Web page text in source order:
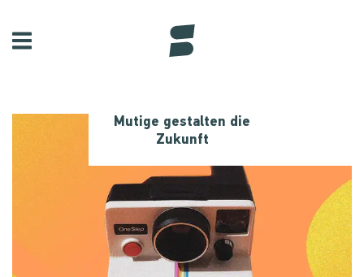
Mutige gestalten die
Zukunft